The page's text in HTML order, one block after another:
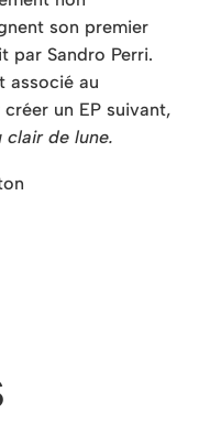
son premier
par Sandro Perri.
associé au
un EP suivant,
clair de lune.